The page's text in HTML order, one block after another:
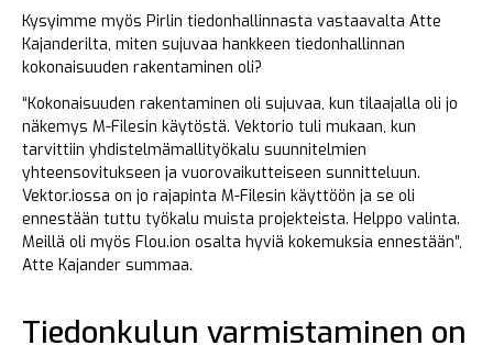
Kysyimme myös Pirlin tiedonhallinnasta vastaavalta Atte
Kajanderilta, miten sujuvaa hankkeen tiedonhallinnan
kokonaisuuden rakentaminen oli?
“Kokonaisuuden rakentaminen oli sujuvaa, kun tilaajalla oli jo
näkemys M-Filesin käytöstä. Vektorio tuli mukaan, kun
tarvittiin yhdistelmämallityökalu suunnitelmien
yhteensovitukseen ja vuorovaikutteiseen sunnitteluun.
Vektor.iossa on jo rajapinta M-Filesin käyttöön ja se oli
ennestään tuttu työkalu muista projekteista. Helppo valinta.
Meillä oli myös Flou.ion osalta hyviä kokemuksia ennestään”,
Atte Kajander summaa.
Tiedonkulun varmistaminen on